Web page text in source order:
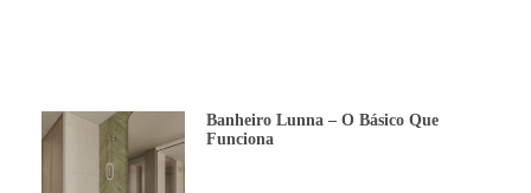
Banheiro Lunna – O Básico Que
Funciona